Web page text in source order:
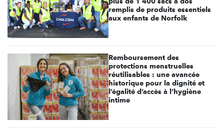
remplis de produits essentiels
aux enfants de Norfolk
Remboursement des
protections menstruelles
réutilisables : une avancée
historique pour la dignité et
l’égalité d’accès à l’hygiène
intime